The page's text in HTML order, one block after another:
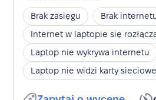
Brak zasięgu
Brak
Internet w laptopie się
Laptop nie wykrywa internetu
Laptop nie widzi karty